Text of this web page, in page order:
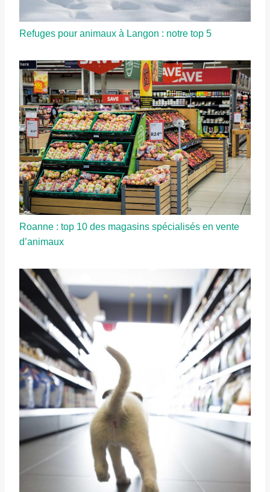
Refuges pour animaux à Langon : notre top 5
Roanne : top 10 des magasins spécialisés en vente
d’animaux